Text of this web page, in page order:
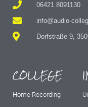
06421 8091130
info@audio-
Dorfstraße 9,
COLLEGE
Home Recording